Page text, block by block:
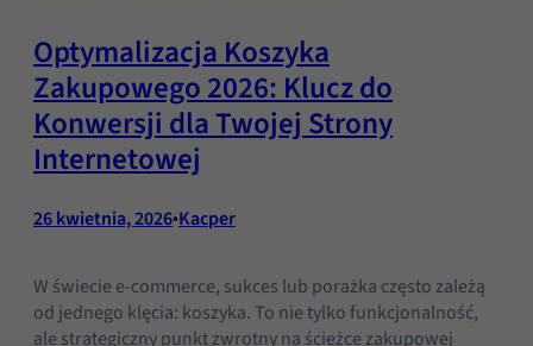
Optymalizacja Koszyka
Zakupowego 2026: Klucz do
Konwersji dla Twojej Strony
Internetowej
26 kwietnia, 2026•Kacper
W świecie e-commerce, sukces lub porażka często zależą
od jednego klęcia: koszyka. To nie tylko funkcjonalność,
ale strategiczny punkt zwrotny na ścieżce zakupowej
Te pliki cookie
nie są
opcjonalne. Są